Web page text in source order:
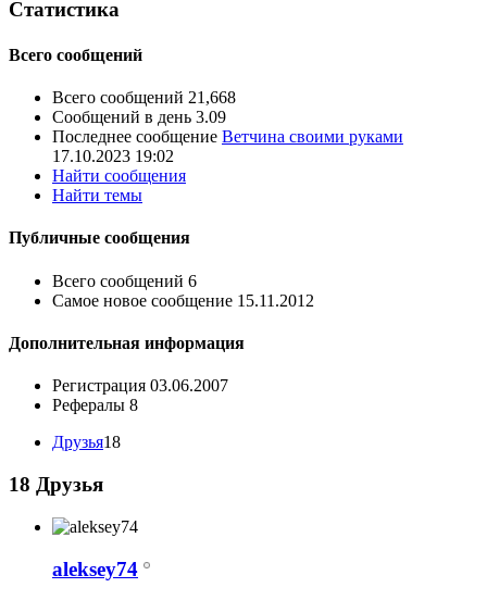
Статистика
Всего сообщений
Всего сообщений 21,668
Сообщений в день 3.09
Последнее сообщение Ветчина своими руками
17.10.2023 19:02
Найти сообщения
Найти темы
Публичные сообщения
Всего сообщений 6
Самое новое сообщение 15.11.2012
Дополнительная информация
Регистрация 03.06.2007
Рефералы 8
Друзья18
18 Друзья
aleksey74